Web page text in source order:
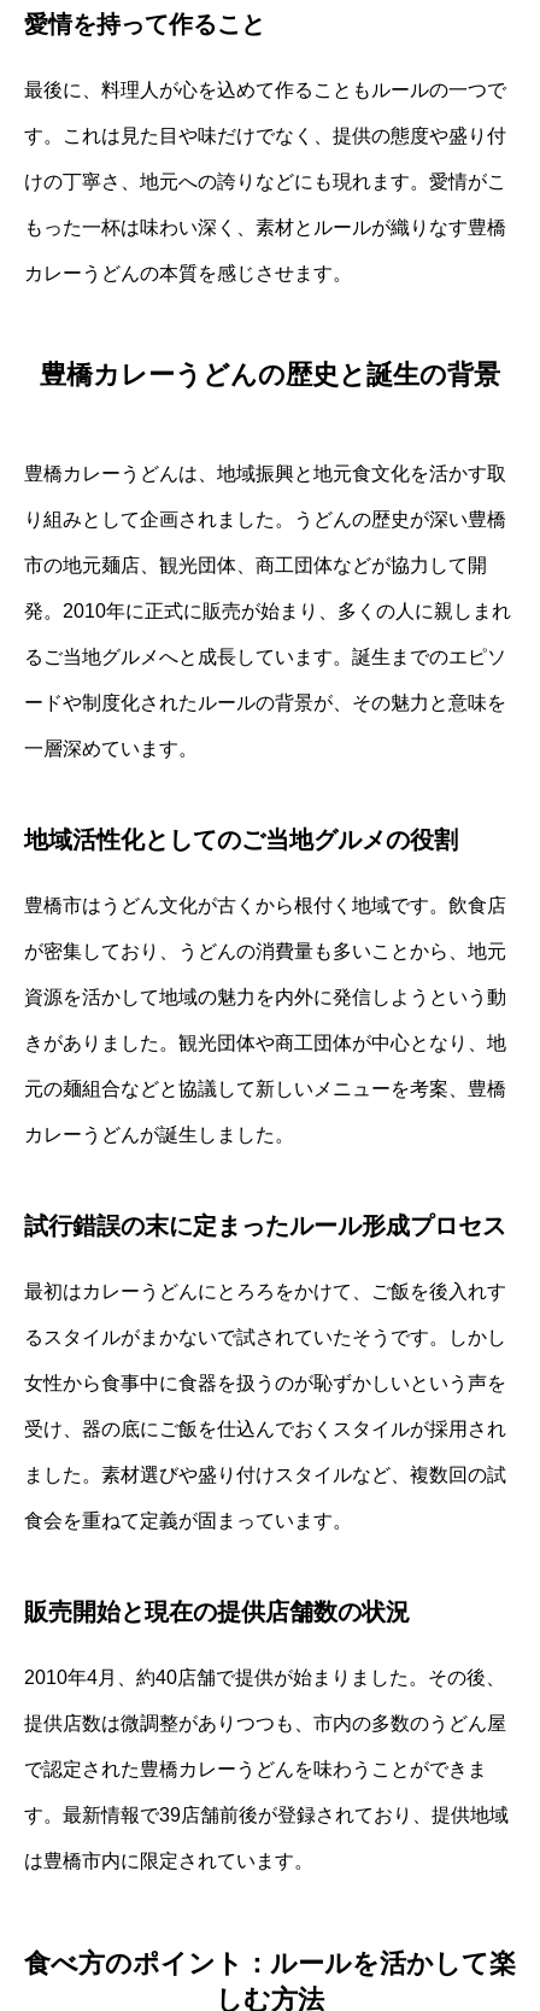
愛情を持って作ること
最後に、料理人が心を込めて作ることもルールの一つで
す。これは見た目や味だけでなく、提供の態度や盛り付
けの丁寧さ、地元への誇りなどにも現れます。愛情がこ
もった一杯は味わい深く、素材とルールが織りなす豊橋
カレーうどんの本質を感じさせます。
豊橋カレーうどんの歴史と誕生の背景
豊橋カレーうどんは、地域振興と地元食文化を活かす取
り組みとして企画されました。うどんの歴史が深い豊橋
市の地元麺店、観光団体、商工団体などが協力して開
発。2010年に正式に販売が始まり、多くの人に親しまれ
るご当地グルメへと成長しています。誕生までのエピソ
ードや制度化されたルールの背景が、その魅力と意味を
一層深めています。
地域活性化としてのご当地グルメの役割
豊橋市はうどん文化が古くから根付く地域です。飲食店
が密集しており、うどんの消費量も多いことから、地元
資源を活かして地域の魅力を内外に発信しようという動
きがありました。観光団体や商工団体が中心となり、地
元の麺組合などと協議して新しいメニューを考案、豊橋
カレーうどんが誕生しました。
試行錯誤の末に定まったルール形成プロセス
最初はカレーうどんにとろろをかけて、ご飯を後入れす
るスタイルがまかないで試されていたそうです。しかし
女性から食事中に食器を扱うのが恥ずかしいという声を
受け、器の底にご飯を仕込んでおくスタイルが採用され
ました。素材選びや盛り付けスタイルなど、複数回の試
食会を重ねて定義が固まっています。
販売開始と現在の提供店舗数の状況
2010年4月、約40店舗で提供が始まりました。その後、
提供店数は微調整がありつつも、市内の多数のうどん屋
で認定された豊橋カレーうどんを味わうことができま
す。最新情報で39店舗前後が登録されており、提供地域
は豊橋市内に限定されています。
食べ方のポイント：ルールを活かして楽
しむ方法